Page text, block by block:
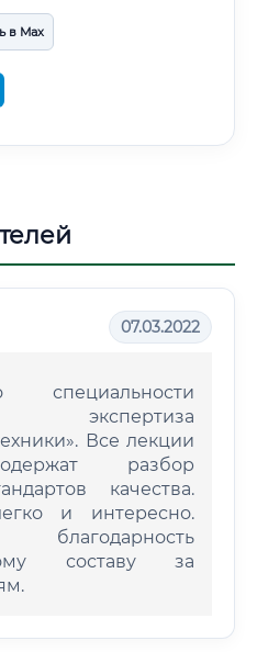
в Max
07.03.2022
экспертиза
Все лекции
разбор
качества.
и интересно.
составу за